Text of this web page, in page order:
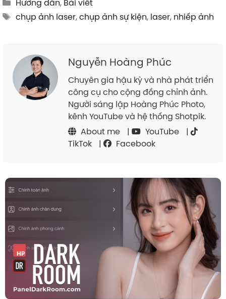
Hướng dẫn, Bài viết
Tags
chụp ảnh laser,chụp ảnh sự kiện, laser, nhiếp ảnh
Nguyễn Hoàng Phúc
Chuyên gia hậu kỳ và nhà phát triển
công cụ cho cộng đồng chỉnh ảnh.
Người sáng lập Hoàng Phúc Photo,
kênh YouTube và hệ thống Shotpik.
About me
| YouTube
|
TikTok
| Facebook